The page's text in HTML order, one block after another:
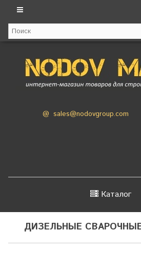
@ sales@nodovgroup.com
Каталог
ДИЗЕЛЬНЫЕ